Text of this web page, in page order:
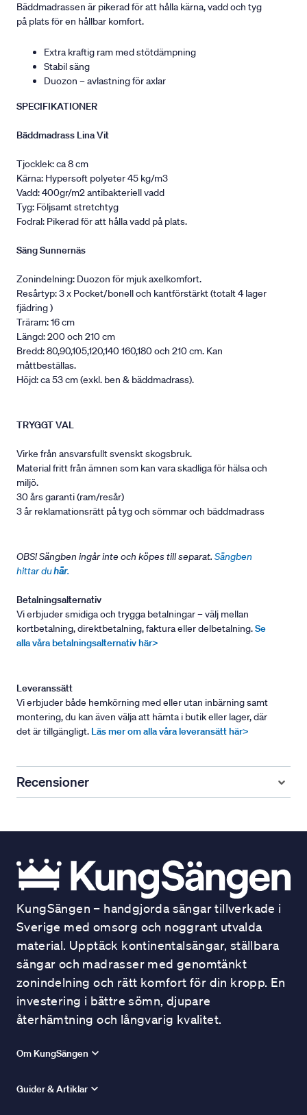
Bäddmadrassen är pikerad för att hålla kärna, vadd och tyg
på plats för en hållbar komfort.
Extra kraftig ram med stötdämpning
Stabil säng
Duozon – avlastning för axlar
SPECIFIKATIONER
Bäddmadrass Lina Vit
Tjocklek: ca 8 cm
Kärna: Hypersoft polyeter 45 kg/m3
Vadd: 400gr/m2 antibakteriell vadd
Tyg: Följsamt stretchtyg
Fodral: Pikerad för att hålla vadd på plats.
Säng Sunnernäs
Zonindelning: Duozon för mjuk axelkomfort.
Resårtyp: 3 x Pocket/bonell och kantförstärkt (totalt 4 lager
fjädring )
Träram: 16 cm
Längd: 200 och 210 cm
Bredd: 80,90,105,120,140 160,180 och 210 cm. Kan
måttbeställas.
Höjd: ca 53 cm (exkl. ben & bäddmadrass).
TRYGGT VAL
Virke från ansvarsfullt svenskt skogsbruk.
Material fritt från ämnen som kan vara skadliga för hälsa och
miljö.
30 års garanti (ram/resår)
3 år reklamationsrätt på tyg och sömmar och bäddmadrass
OBS! Sängben ingår inte och köpes till separat. Sängben
hittar duhär.
Betalningsalternativ
Vi erbjuder smidiga och trygga betalningar – välj mellan
kortbetalning, direktbetalning, faktura eller delbetalning.Se
alla våra betalningsalternativ här>
Leveranssätt
Vi erbjuder både hemkörning med eller utan inbärning samt
montering, du kan även välja att hämta i butik eller lager, där
det är tillgängligt. Läs mer om alla våra leveransätt här>
Recensioner
KungSängen – handgjorda sängar tillverkade i
Sverige med omsorg och noggrant utvalda
material. Upptäck kontinentalsängar, ställbara
sängar och madrasser med genomtänkt
zonindelning och rätt komfort för din kropp. En
investering i bättre sömn, djupare
återhämtning och långvarig kvalitet.
Om KungSängen
Guider & Artiklar